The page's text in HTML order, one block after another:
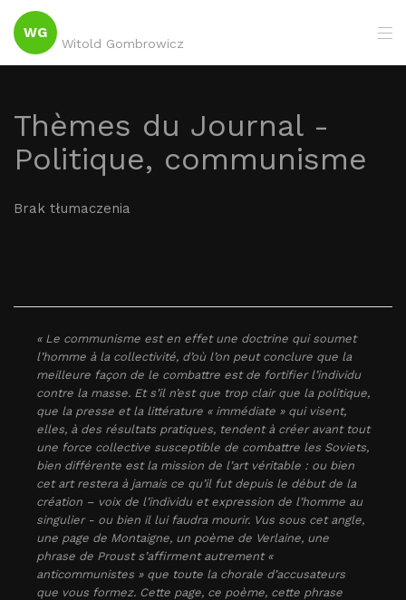
WG
Witold Gombrowicz
Thèmes du Journal -
Politique, communisme
Brak tłumaczenia
« Le communisme est en effet une doctrine qui soumet
l’homme à la collectivité, d’où l’on peut conclure que la
meilleure façon de le combattre est de fortifier l’individu
contre la masse. Et s’il n’est que trop clair que la politique,
que la presse et la littérature « immédiate » qui visent,
elles, à des résultats pratiques, tendent à créer avant tout
une force collective susceptible de combattre les Soviets,
bien différente est la mission de l’art véritable : ou bien
cet art restera à jamais ce qu’il fut depuis le début de la
création – voix de l’individu et expression de l’homme au
singulier - ou bien il lui faudra mourir. Vus sous cet angle,
une page de Montaigne, un poème de Verlaine, une
phrase de Proust s’affirment autrement «
anticommunistes » que toute la chorale d’accusateurs
que vous formez. Cette page, ce poème, cette phrase